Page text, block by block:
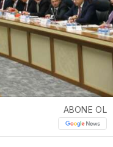
ABONE OL